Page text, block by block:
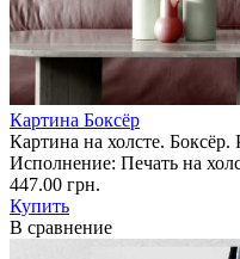
Картина Боксёр
Картина на холсте.
Исполнение: Печать на
447.00 грн.
Купить
В сравнение